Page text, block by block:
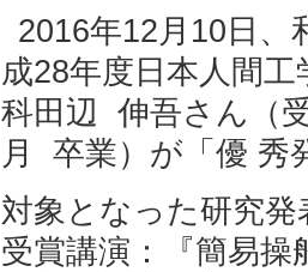
2016年12月10日
成28年度日本人間
科田辺 伸吾さん（
月 卒業）が「優 秀
対象となった研究
受賞講演：『簡易